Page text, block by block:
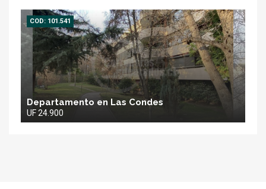
COD: 101.541
Departamento en Las Condes
UF 24.900